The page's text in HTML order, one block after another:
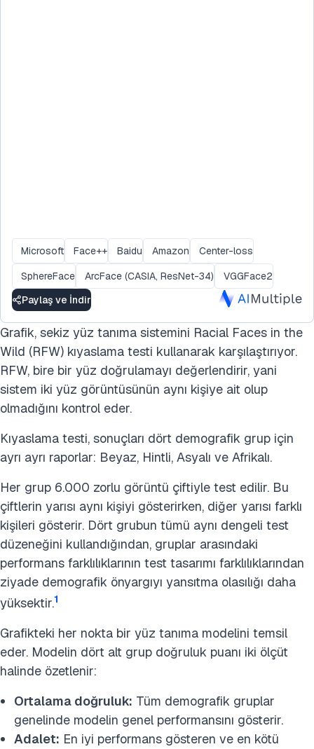
Microsoft Face++ Baidu Amazon
Center-loss
SphereFace
ArcFace (CASIA, ResNet-34)
VGGFace2
Paylaş ve İndir
Grafik, sekiz yüz tanıma sistemini Racial Faces in the
Wild (RFW) kıyaslama testi kullanarak karşılaştırıyor.
RFW, bire bir yüz doğrulamayı değerlendirir, yani
sistem iki yüz görüntüsünün aynı kişiye ait olup
olmadığını kontrol eder.
Kıyaslama testi, sonuçları dört demografik grup için
ayrı ayrı raporlar: Beyaz, Hintli, Asyalı ve Afrikalı.
Her grup 6.000 zorlu görüntü çiftiyle test edilir. Bu
çiftlerin yarısı aynı kişiyi gösterirken, diğer yarısı farklı
kişileri gösterir. Dört grubun tümü aynı dengeli test
düzeneğini kullandığından, gruplar arasındaki
performans farklılıklarının test tasarımı farklılıklarından
ziyade demografik önyargıyı yansıtma olasılığı daha
yüksektir.1
Grafikteki her nokta bir yüz tanıma modelini temsil
eder. Modelin dört alt grup doğruluk puanı iki ölçüt
halinde özetlenir:
Ortalama doğruluk: Tüm demografik gruplar
genelinde modelin genel performansını gösterir.
Adalet: En iyi performans gösteren ve en kötü